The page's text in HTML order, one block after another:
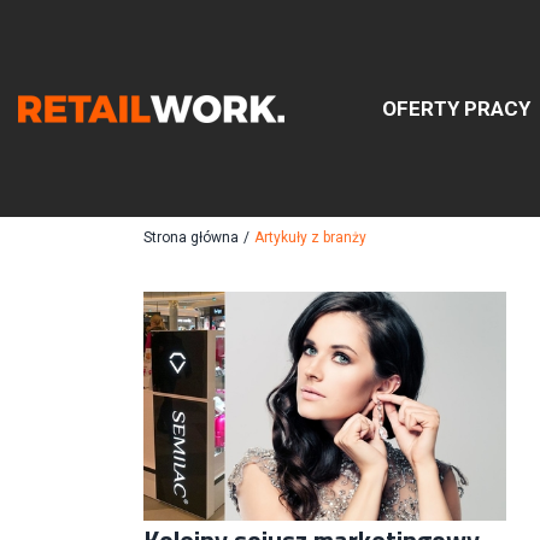
OFERTY PRACY
Szukaj oferty pracy:
Chcesz być na bieżąco z najnowszymi
Strona główna / Artykuły z branży